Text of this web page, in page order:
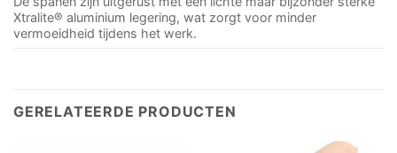
Xtralite® aluminium legering, wat zorgt voor minder
vermoeidheid tijdens het werk.
GERELATEERDE PRODUCTEN